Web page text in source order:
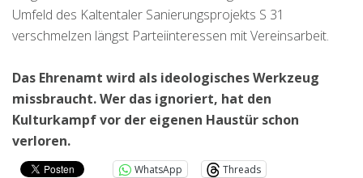
Umfeld des Kaltentaler Sanierungsprojekts S 31
verschmelzen längst Parteiinteressen mit Vereinsarbeit.
Das Ehrenamt wird als ideologisches Werkzeug
missbraucht. Wer das ignoriert, hat den
Kulturkampf vor der eigenen Haustür schon
verloren.
WhatsApp
Threads